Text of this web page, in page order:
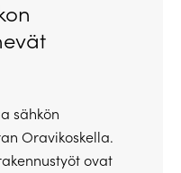
sähkön
Oravikoskella.
ovat